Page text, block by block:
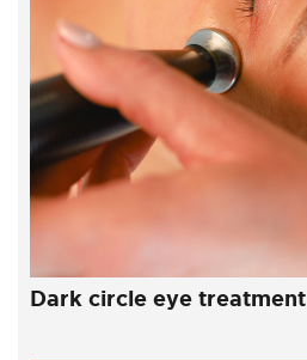
Dark circle eye treatment